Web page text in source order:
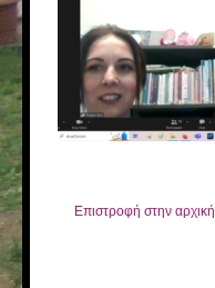
Επιστροφή στην αρχική